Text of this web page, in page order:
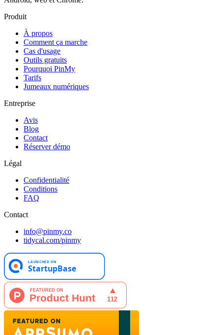
Produit
À propos
Comment ça marche
Cas d'usage
Outils gratuits
Pourquoi PinMy
Tarifs
Jumeaux numériques
Entreprise
Avis
Blog
Contact
Réserver démo
Légal
Confidentialité
Conditions
FAQ
Contact
info@pinmy.co
tidycal.com/pinmy